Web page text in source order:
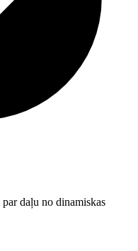
daļu no dinamiskas